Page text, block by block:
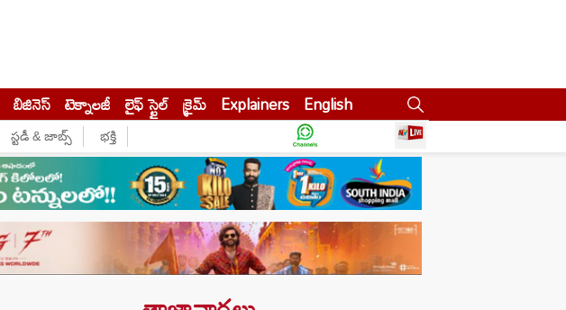
బిజినెస్‌ టెక్నాలజీ లైఫ్ స్టైల్ క్రైమ్ Explainers English
స్టడీ & జాబ్స్ భక్తి